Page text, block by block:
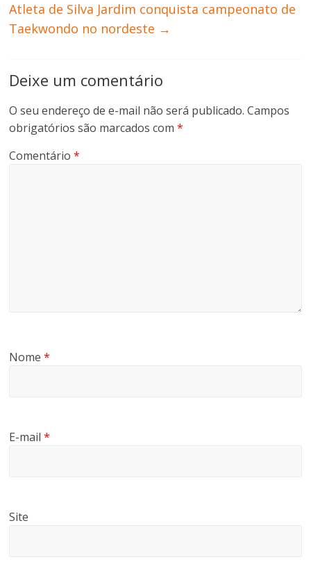
Atleta de Silva Jardim conquista campeonato de
Taekwondo no nordeste →
Deixe um comentário
O seu endereço de e-mail não será publicado. Campos
obrigatórios são marcados com*
Comentário*
Nome*
E-mail*
Site